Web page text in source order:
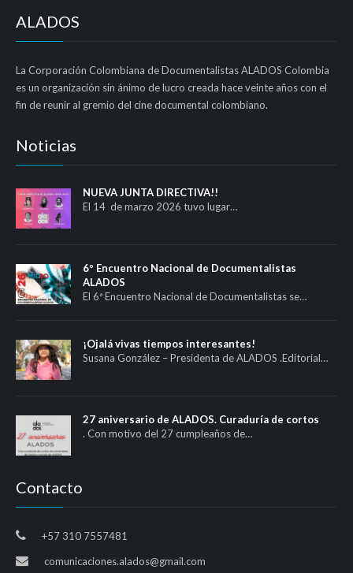
ALADOS
La Corporación Colombiana de Documentalistas ALADOS Colombia
es un organización sin ánimo de lucro creada hace veinte años con el
fin de reunir al gremio del cine documental colombiano.
Noticias
NUEVA JUNTA DIRECTIVA!!
El 14 de marzo 2026 tuvo lugar…
6º Encuentro Nacional de Documentalistas
ALADOS
El 6ª Encuentro Nacional de Documentalistas se…
¡Ojalá vivas tiempos interesantes!
Susana González – Presidenta de ALADOS .Editorial…
27 aniversario de ALADOS. Curaduría de cortos
. Con motivo del 27 cumpleaños de…
Contacto
+57 310 7557481
comunicaciones.alados@gmail.com